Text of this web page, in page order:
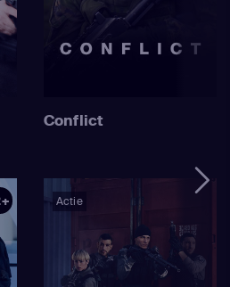
Conflict
Actie